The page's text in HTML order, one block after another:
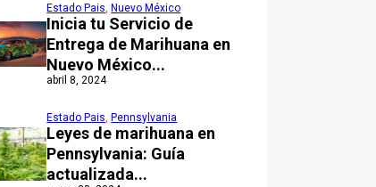
Inicia tu Servicio de
Entrega de Marihuana en
Nuevo México...
Estado Pais, Nuevo México
abril 8, 2024
Leyes de marihuana en
Pennsylvania: Guía
actualizada...
Estado Pais, Pennsylvania